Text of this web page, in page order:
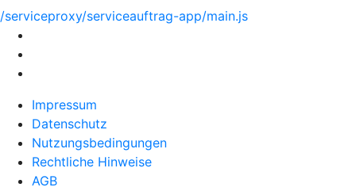
/serviceproxy/serviceauftrag-app/main.js
Impressum
Datenschutz
Nutzungsbedingungen
Rechtliche Hinweise
AGB